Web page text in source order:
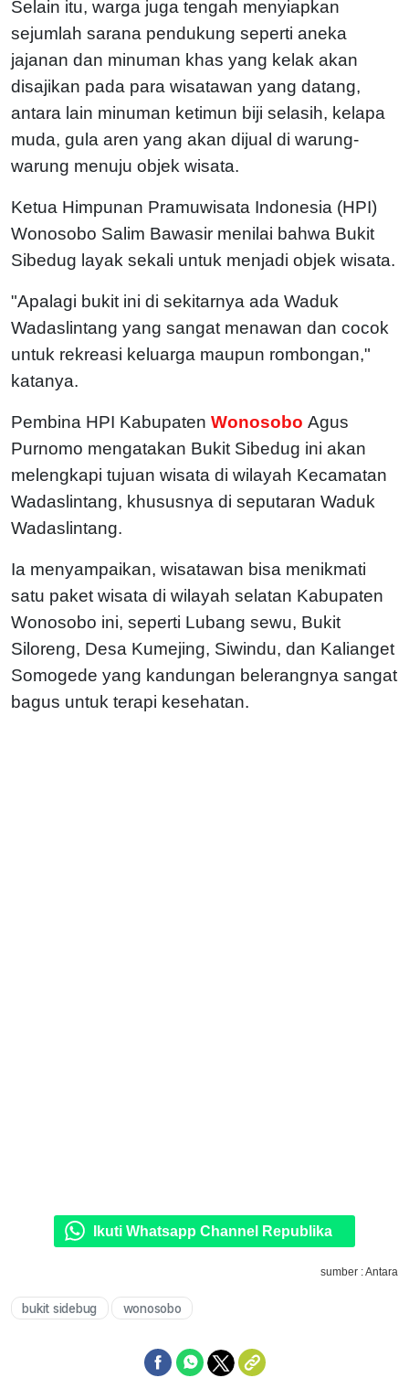
Selain itu, warga juga tengah menyiapkan
sejumlah sarana pendukung seperti aneka
jajanan dan minuman khas yang kelak akan
disajikan pada para wisatawan yang datang,
antara lain minuman ketimun biji selasih, kelapa
muda, gula aren yang akan dijual di warung-
warung menuju objek wisata.
Ketua Himpunan Pramuwisata Indonesia (HPI)
Wonosobo Salim Bawasir menilai bahwa Bukit
Sibedug layak sekali untuk menjadi objek wisata.
"Apalagi bukit ini di sekitarnya ada Waduk
Wadaslintang yang sangat menawan dan cocok
untuk rekreasi keluarga maupun rombongan,"
katanya.
Pembina HPI Kabupaten Wonosobo Agus
Purnomo mengatakan Bukit Sibedug ini akan
melengkapi tujuan wisata di wilayah Kecamatan
Wadaslintang, khususnya di seputaran Waduk
Wadaslintang.
Ia menyampaikan, wisatawan bisa menikmati
satu paket wisata di wilayah selatan Kabupaten
Wonosobo ini, seperti Lubang sewu, Bukit
Siloreng, Desa Kumejing, Siwindu, dan Kalianget
Somogede yang kandungan belerangnya sangat
bagus untuk terapi kesehatan.
Ikuti Whatsapp Channel Republika
sumber : Antara
bukit sidebug wonosobo